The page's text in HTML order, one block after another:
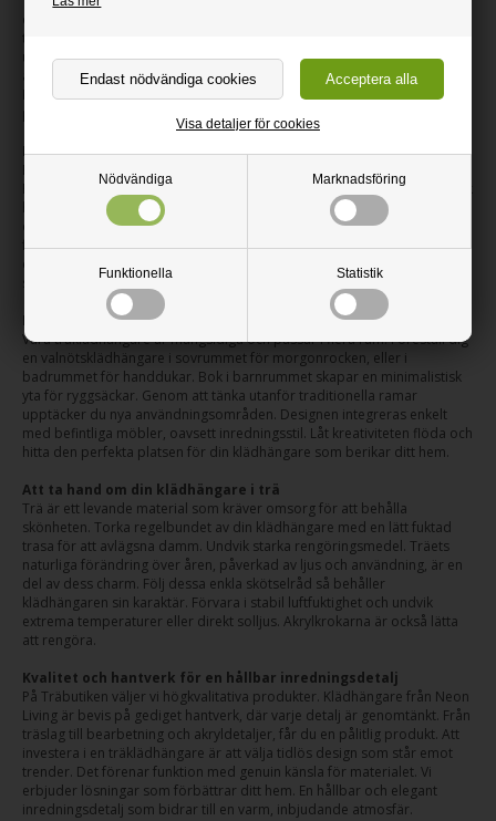
Nödvändiga Marknadsföring
Funktionella Statistik
Visa detaljer för cookies
och elegant ådring för sofistikerad, varm inredning, idealiskt för lyxig
touch. Ek har ljusare, gyllene ton med robust struktur, ett tidlöst val som
utstrålar hållbarhet och skandinavisk estetik. Bok är vårt ljusaste
alternativ, med fin jämn struktur för fräscht, minimalistiskt intryck.
Komplettera med krokar i klar, svart eller genomfärgad akryl för
personlig anpassning av din design.
Design och funktion som möter dina behov
En klädhängare från Neon Living kombinerar estetik med funktionalitet.
Entrésetten erbjuder en komplett lösning med klädhängare och praktisk
hylla. Hyllan är idealisk för småsaker eller dekoration, vilket bidrar till en
organiserad entré. Akrylkrokarna är snygga som kontrast och slitstarka
för jackor och väskor. Materialkombinationen skapar modern, tidlös
design som håller. Enkel montering och tålig för daglig användning
säkerställer en pålitlig inredningsdetalj i ditt hem.
Klädhängarens plats i hemmet mer än bara entrén
Våra träklädhängare är mångsidiga och passar i flera rum. Föreställ dig
en valnötsklädhängare i sovrummet för morgonrocken, eller i
badrummet för handdukar. Bok i barnrummet skapar en minimalistisk
yta för ryggsäckar. Genom att tänka utanför traditionella ramar
upptäcker du nya användningsområden. Designen integreras enkelt
med befintliga möbler, oavsett inredningsstil. Låt kreativiteten flöda och
hitta den perfekta platsen för din klädhängare som berikar ditt hem.
Att ta hand om din klädhängare i trä
Trä är ett levande material som kräver omsorg för att behålla
skönheten. Torka regelbundet av din klädhängare med en lätt fuktad
trasa för att avlägsna damm. Undvik starka rengöringsmedel. Träets
naturliga förändring över åren, påverkad av ljus och användning, är en
del av dess charm. Följ dessa enkla skötselråd så behåller
klädhängaren sin karaktär. Förvara i stabil luftfuktighet och undvik
extrema temperaturer eller direkt solljus. Akrylkrokarna är också lätta
att rengöra.
Kvalitet och hantverk för en hållbar inredningsdetalj
På Träbutiken väljer vi högkvalitativa produkter. Klädhängare från Neon
Living är bevis på gediget hantverk, där varje detalj är genomtänkt. Från
träslag till bearbetning och akryldetaljer, får du en pålitlig produkt. Att
investera i en träklädhängare är att välja tidlös design som står emot
trender. Det förenar funktion med genuin känsla för materialet. Vi
erbjuder lösningar som förbättrar ditt hem. En hållbar och elegant
inredningsdetalj som bidrar till en varm, inbjudande atmosfär.